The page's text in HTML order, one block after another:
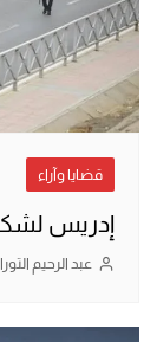
قضايا وآراء
إدريس
عبد الرحيم